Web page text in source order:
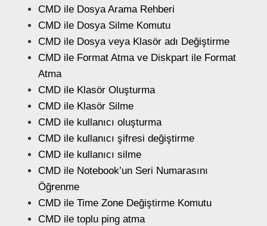
CMD ile Dosya Arama Rehberi
CMD ile Dosya Silme Komutu
CMD ile Dosya veya Klasör adı Değiştirme
CMD ile Format Atma ve Diskpart ile Format
Atma
CMD ile Klasör Oluşturma
CMD ile Klasör Silme
CMD ile kullanıcı oluşturma
CMD ile kullanıcı şifresi değiştirme
CMD ile kullanıcı silme
CMD ile Notebook’un Seri Numarasını
Öğrenme
CMD ile Time Zone Değiştirme Komutu
CMD ile toplu ping atma